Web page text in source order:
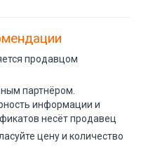
продавцом
партнёром.
информации и
несёт продавец
цену и количество